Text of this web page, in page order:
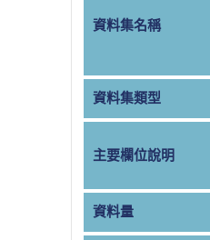
資料集名稱
資料集類型
主要欄位說明
資料量